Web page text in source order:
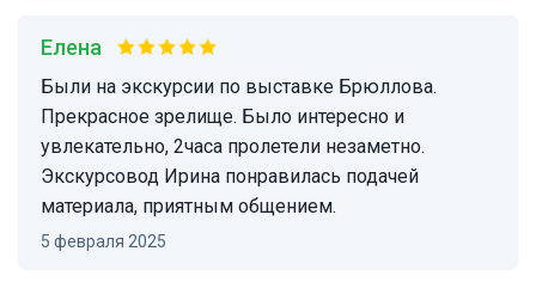
Елена
Были на экскурсии по выставке Брюллова.
Прекрасное зрелище. Было интересно и
увлекательно, 2часа пролетели незаметно.
Экскурсовод Ирина понравилась подачей
материала, приятным общением.
5 февраля 2025